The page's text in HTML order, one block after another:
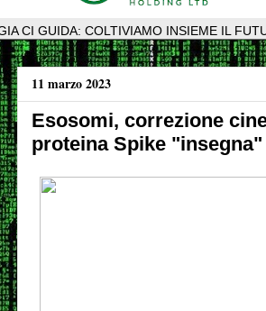
CI GUIDA: COLTIVIAMO INSIEME IL
11 marzo 2023
Esosomi, correzione
proteina Spike